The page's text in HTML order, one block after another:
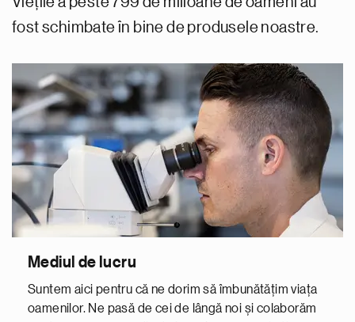
fost schimbate în bine de produsele noastre.
Mediul de lucru
Suntem aici pentru că ne dorim să îmbunătățim viața
oamenilor. Ne pasă de cei de lângă noi și colaborăm